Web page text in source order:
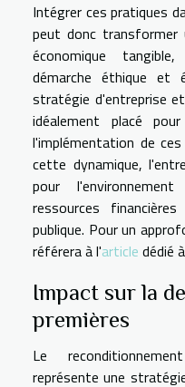
Intégrer ces pratiques
peut donc transformer
économique
démarche éthique et
stratégie d'entreprise
idéalement placé
l'implémentation de
cette dynamique,
pour
ressources
publique. Pour un
référera à l'article dédié
Impact sur la
premières
Le
représente une